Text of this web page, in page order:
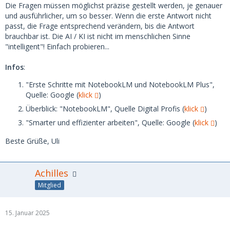
Die Fragen müssen möglichst präzise gestellt werden, je genauer
und ausführlicher, um so besser. Wenn die erste Antwort nicht
passt, die Frage entsprechend verändern, bis die Antwort
brauchbar ist. Die AI / KI ist nicht im menschlichen Sinne
"intelligent"! Einfach probieren...
Infos:
"Erste Schritte mit NotebookLM und NotebookLM Plus",
Quelle: Google (klick
)
Überblick: "NotebookLM", Quelle Digital Profis (klick
)
"Smarter und effizienter arbeiten", Quelle: Google (klick
)
Beste Grüße, Uli
Achilles
Mitglied
15. Januar 2025